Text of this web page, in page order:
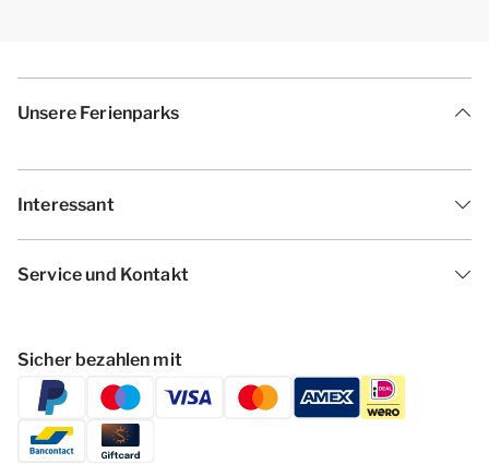
Unsere Ferienparks
Interessant
Service und Kontakt
Sicher bezahlen mit